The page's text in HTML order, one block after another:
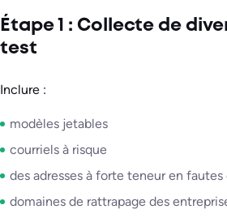
Étape 1 : Collecte de
test
Inclure :
modèles jetables
courriels à risque
des adresses à forte teneur en fautes
domaines de rattrapage des